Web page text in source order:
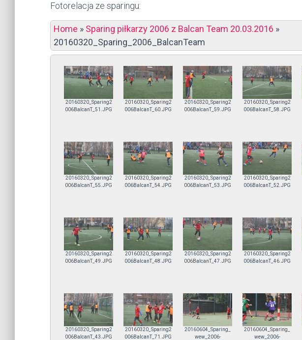
Fotorelacja ze sparingu:
Home » Sparing piłkarzy 2006 z Balcan Team 20.03.2016 »
20160320_Sparing_2006_BalcanTeam
20160320_Sparing2
006BalcanT_51.JPG
20160320_Sparing2
006BalcanT_60.JPG
20160320_Sparing2
006BalcanT_59.JPG
20160320_Sparing2
006BalcanT_58.JPG
20160320_Sparing2
006BalcanT_55.JPG
20160320_Sparing2
006BalcanT_54.JPG
20160320_Sparing2
006BalcanT_53.JPG
20160320_Sparing2
006BalcanT_52.JPG
20160320_Sparing2
006BalcanT_49.JPG
20160320_Sparing2
006BalcanT_48.JPG
20160320_Sparing2
006BalcanT_47.JPG
20160320_Sparing2
006BalcanT_46.JPG
20160320_Sparing2
006BalcanT_43.JPG
20160320_Sparing2
006BalcanT_71.JPG
20160604_Sparing_
wew_2006-
20160604_Sparing_
wew_2006-